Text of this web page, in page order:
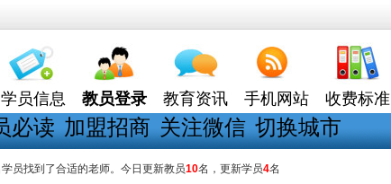
学员信息 教员登录 教育资讯 手机网站 收费标准
必读 加盟招商 关注微信 切换城市
员找到了合适的老师。今日更新教员10名，更新学员4名